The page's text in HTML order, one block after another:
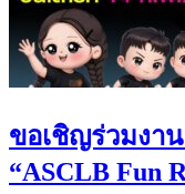
ขอเชิญร่วมงา
“ASCLB Fun